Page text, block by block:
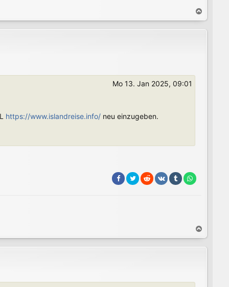
a
c
Mo 13. Jan 2025, 09:01
https://www.islandreise.info/ neu einzugeben.
a
c